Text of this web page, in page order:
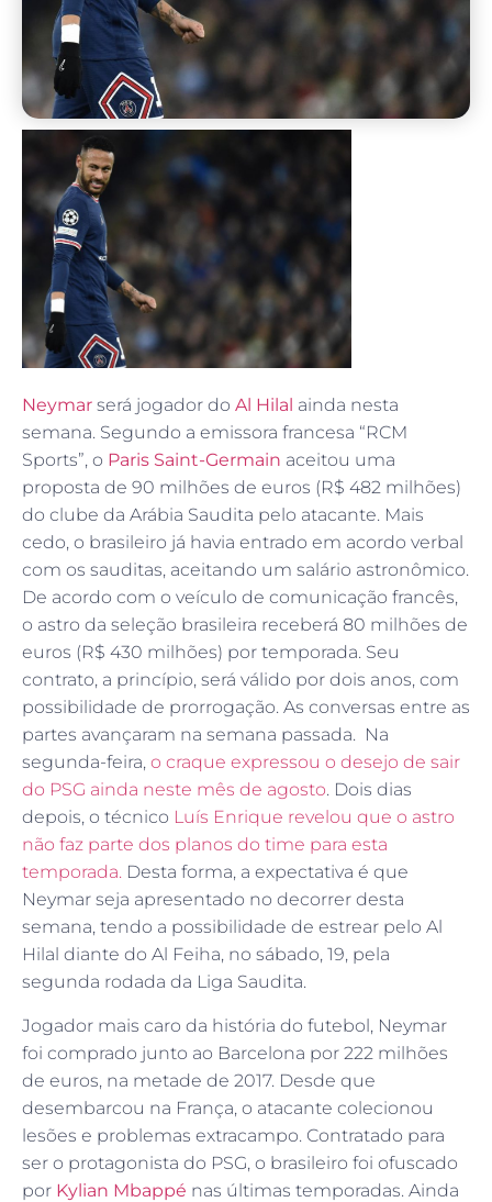
Neymar será jogador do Al Hilal ainda nesta
semana. Segundo a emissora francesa “RCM
Sports”, o Paris Saint-Germain aceitou uma
proposta de 90 milhões de euros (R$ 482 milhões)
do clube da Arábia Saudita pelo atacante. Mais
cedo, o brasileiro já havia entrado em acordo verbal
com os sauditas, aceitando um salário astronômico.
De acordo com o veículo de comunicação francês,
o astro da seleção brasileira receberá 80 milhões de
euros (R$ 430 milhões) por temporada. Seu
contrato, a princípio, será válido por dois anos, com
possibilidade de prorrogação. As conversas entre as
partes avançaram na semana passada. Na
segunda-feira, o craque expressou o desejo de sair
do PSG ainda neste mês de agosto. Dois dias
depois, o técnico Luís Enrique revelou que o astro
não faz parte dos planos do time para esta
temporada. Desta forma, a expectativa é que
Neymar seja apresentado no decorrer desta
semana, tendo a possibilidade de estrear pelo Al
Hilal diante do Al Feiha, no sábado, 19, pela
segunda rodada da Liga Saudita.
Jogador mais caro da história do futebol, Neymar
foi comprado junto ao Barcelona por 222 milhões
de euros, na metade de 2017. Desde que
desembarcou na França, o atacante colecionou
lesões e problemas extracampo. Contratado para
ser o protagonista do PSG, o brasileiro foi ofuscado
por Kylian Mbappé nas últimas temporadas. Ainda